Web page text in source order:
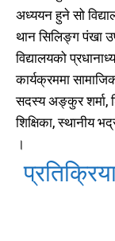
अध्ययन हुने सो
थान सिलिङ्ग पंखा
विद्यालयको
कार्यक्रममा
सदस्य अङ्कुर शर्मा,
शिक्षिका, स्थानीय
।